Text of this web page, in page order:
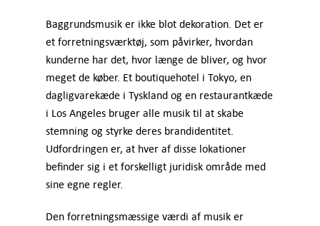
Baggrundsmusik er ikke blot dekoration. Det er
et forretningsværktøj, som påvirker, hvordan
kunderne har det, hvor længe de bliver, og hvor
meget de køber. Et boutiquehotel i Tokyo, en
dagligvarekæde i Tyskland og en restaurantkæde
i Los Angeles bruger alle musik til at skabe
stemning og styrke deres brandidentitet.
Udfordringen er, at hver af disse lokationer
befinder sig i et forskelligt juridisk område med
sine egne regler.
Den forretningsmæssige værdi af musik er